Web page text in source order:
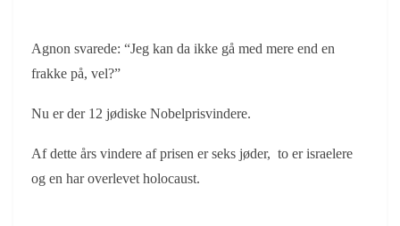
Agnon svarede: “Jeg kan da ikke gå med mere end en
frakke på, vel?”
Nu er der 12 jødiske Nobelprisvindere.
Af dette års vindere af prisen er seks jøder, to er israelere
og en har overlevet holocaust.